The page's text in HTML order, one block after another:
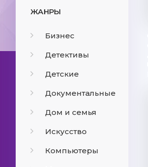
ЖАНРЫ
Бизнес
Детективы
Детские
Документальные
Дом и семья
Искусство
Компьютеры